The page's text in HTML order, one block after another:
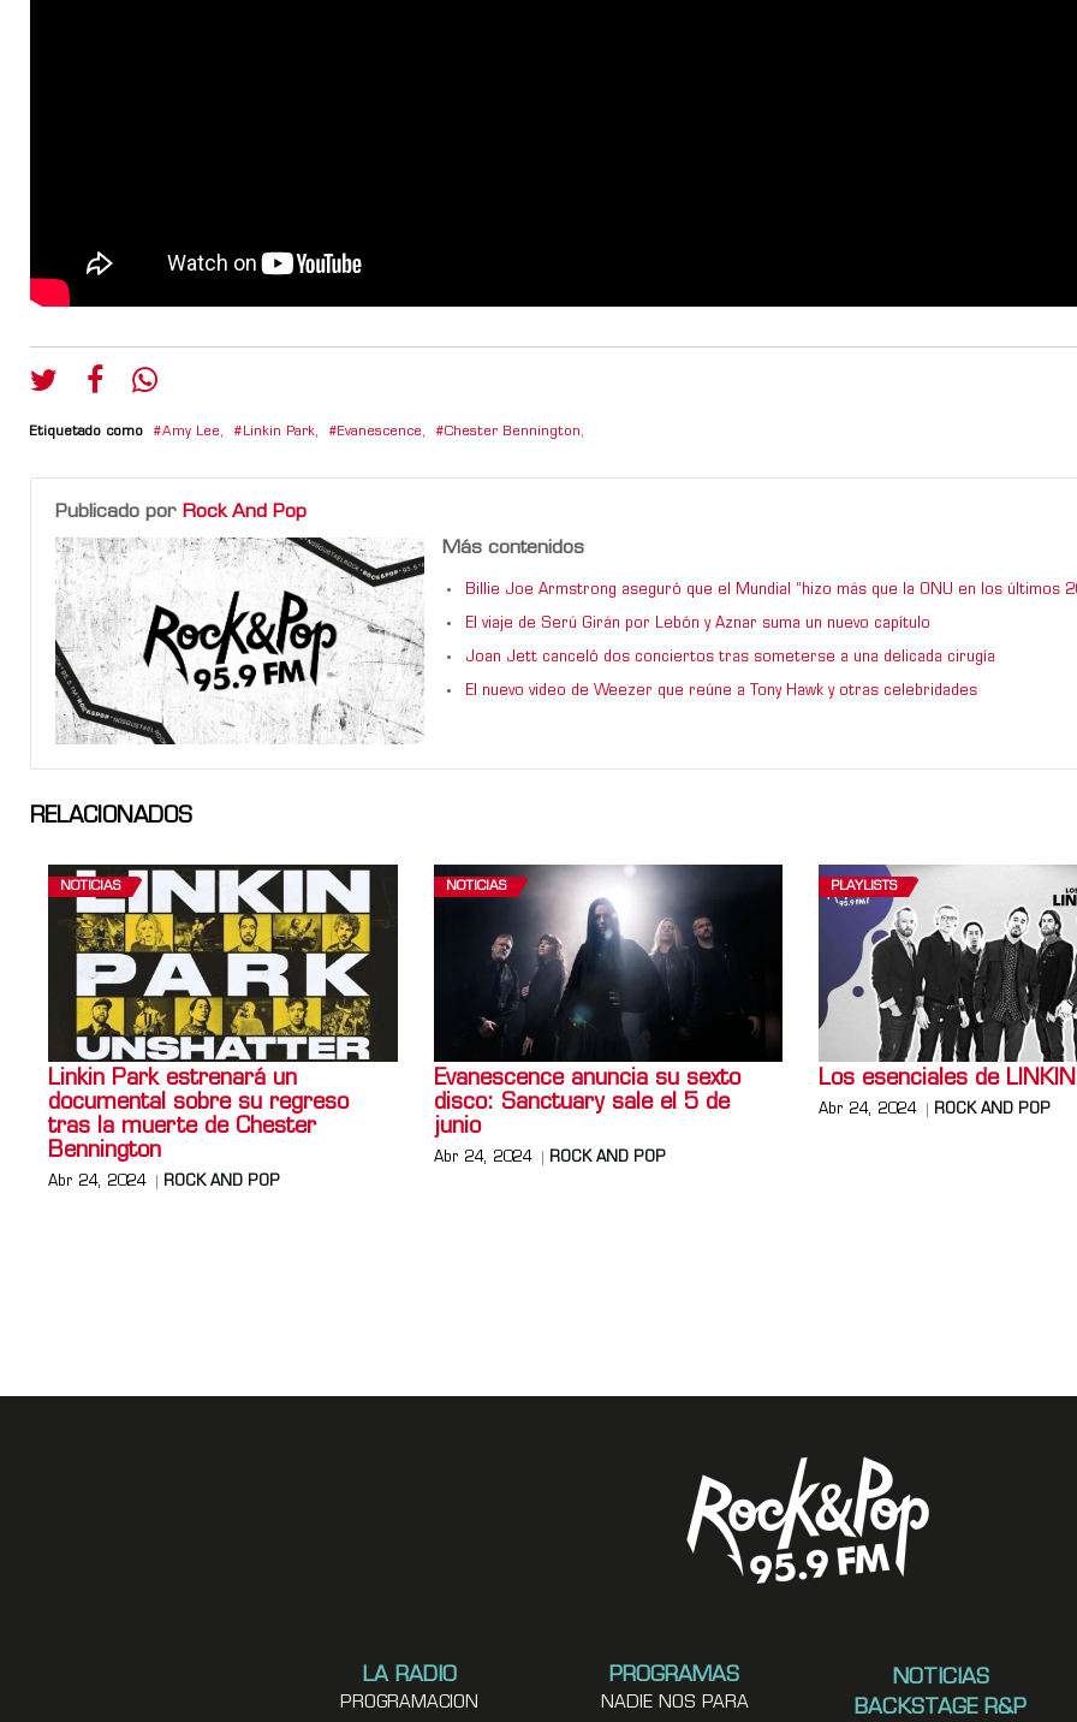
Etiquetado como Amy Lee, Linkin Park, Evanescence, Chester Bennington,
Publicado por Rock And Pop
Más contenidos
Billie Joe Armstrong aseguró que el Mundial “hizo más que la ONU en los últimos
El viaje de Serú Girán por Lebón y Aznar suma un nuevo capítulo
Joan Jett canceló dos conciertos tras someterse a una delicada cirugía
El nuevo video de Weezer que reúne a Tony Hawk y otras celebridades
RELACIONADOS
NOTICIAS
Linkin Park estrenará un
documental sobre su regreso
tras la muerte de Chester
Bennington
Abr 24, 2024 ROCK AND POP
NOTICIAS
Evanescence anuncia su sexto
disco: Sanctuary sale el 5 de
junio
Abr 24, 2024 ROCK AND POP
PLAYLISTS
Los esenciales de
Abr 24, 2024 ROCK AND POP
LA RADIO
PROGRAMACION
PROGRAMAS
NADIE NOS PARA
NOTICIAS
BACKSTAGE R&P